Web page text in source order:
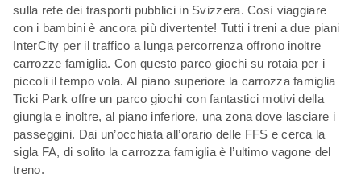
sulla rete dei trasporti pubblici in Svizzera. Così viaggiare
con i bambini è ancora più divertente! Tutti i treni a due piani
InterCity per il traffico a lunga percorrenza offrono inoltre
carrozze famiglia. Con questo parco giochi su rotaia per i
piccoli il tempo vola. Al piano superiore la carrozza famiglia
Ticki Park offre un parco giochi con fantastici motivi della
giungla e inoltre, al piano inferiore, una zona dove lasciare i
passeggini. Dai un’occhiata all’orario delle FFS e cerca la
sigla FA, di solito la carrozza famiglia è l’ultimo vagone del
treno.